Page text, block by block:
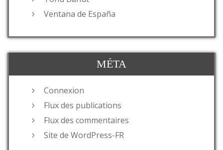
Ventana de España
MÉTA
Connexion
Flux des publications
Flux des commentaires
Site de WordPress-FR